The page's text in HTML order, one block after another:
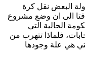
البعض نقل كرة
الى ان وضع مشروع
الحالية التي
فلماذا تتهرب من
هي علة وجودها